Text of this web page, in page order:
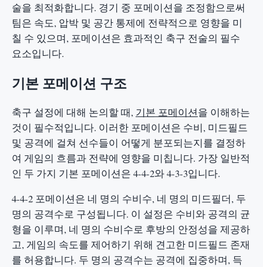
술을 최적화합니다. 경기 중 포메이션을 조정함으로써
팀은 속도, 압박 및 공간 통제에 전략적으로 영향을 미
칠 수 있으며, 포메이션은 효과적인 축구 전술의 필수
요소입니다.
기본 포메이션 구조
축구 설정에 대해 논의할 때, 기본 포메이션을 이해하는
것이 필수적입니다. 이러한 포메이션은 수비, 미드필드
및 공격에 걸쳐 선수들이 어떻게 분포되는지를 결정하
여 게임의 흐름과 전략에 영향을 미칩니다. 가장 일반적
인 두 가지 기본 포메이션은 4-4-2와 4-3-3입니다.
4-4-2 포메이션은 네 명의 수비수, 네 명의 미드필더, 두
명의 공격수로 구성됩니다. 이 설정은 수비와 공격의 균
형을 이루며, 네 명의 수비수로 후방의 안정성을 제공하
고, 게임의 속도를 제어하기 위해 견고한 미드필드 존재
를 허용합니다. 두 명의 공격수는 공격에 집중하며, 득